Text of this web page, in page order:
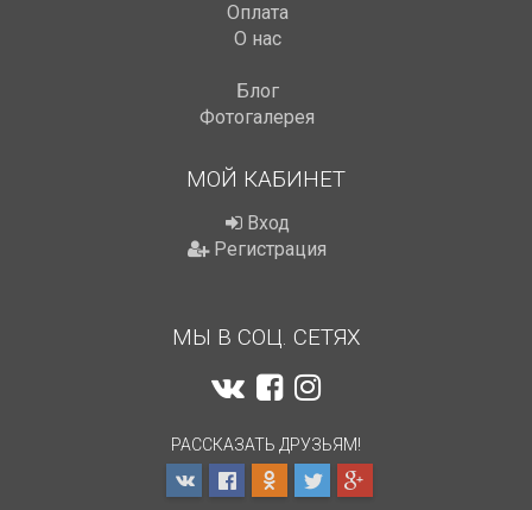
Оплата
О нас
Блог
Фотогалерея
МОЙ КАБИНЕТ
Вход
Регистрация
МЫ В СОЦ. СЕТЯХ
РАССКАЗАТЬ ДРУЗЬЯМ!